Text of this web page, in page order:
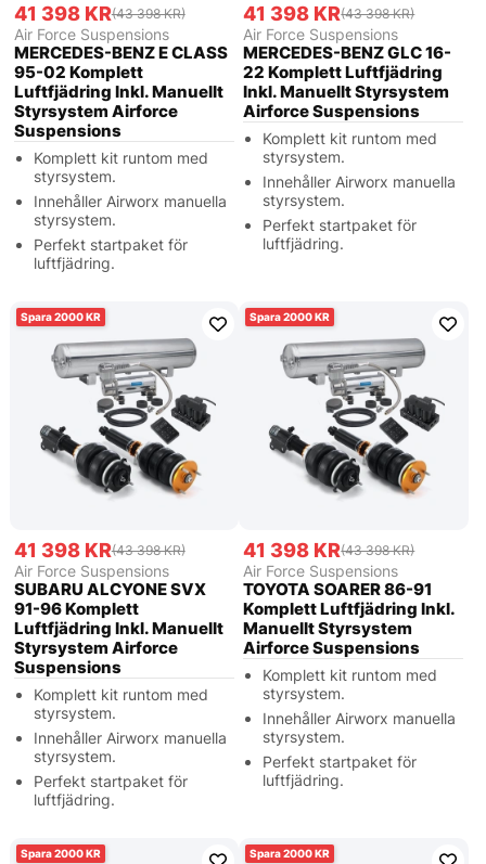
41 398 KR(43 398 KR)
Air Force Suspensions
MERCEDES-BENZ E CLASS
95-02 Komplett
Luftfjädring Inkl. Manuellt
Styrsystem Airforce
Suspensions
Komplett kit runtom med
styrsystem.
Innehåller Airworx manuella
styrsystem.
Perfekt startpaket för
luftfjädring.
41 398 KR(43 398 KR)
Air Force Suspensions
MERCEDES-BENZ GLC 16-
22 Komplett Luftfjädring
Inkl. Manuellt Styrsystem
Airforce Suspensions
Komplett kit runtom med
styrsystem.
Innehåller Airworx manuella
styrsystem.
Perfekt startpaket för
luftfjädring.
2000
41 398 KR(43 398 KR)
Air Force Suspensions
SUBARU ALCYONE SVX
91-96 Komplett
Luftfjädring Inkl. Manuellt
Styrsystem Airforce
Suspensions
Komplett kit runtom med
styrsystem.
Innehåller Airworx manuella
styrsystem.
Perfekt startpaket för
luftfjädring.
2000
41 398 KR(43 398 KR)
Air Force Suspensions
TOYOTA SOARER 86-91
Komplett Luftfjädring Inkl.
Manuellt Styrsystem
Airforce Suspensions
Komplett kit runtom med
styrsystem.
Innehåller Airworx manuella
styrsystem.
Perfekt startpaket för
luftfjädring.
2000 2000